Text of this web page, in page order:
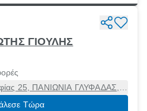
ΓΙΟΥΛΗΣ
25, ΠΑΝΙΩΝΙΑ ΓΛΥΦΑΔΑΣ,
Αττική, 16561
Τώρα